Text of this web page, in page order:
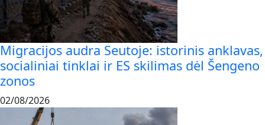
Migracijos audra Seutoje: istorinis anklavas,
socialiniai tinklai ir ES skilimas dėl Šengeno
zonos
02/08/2026